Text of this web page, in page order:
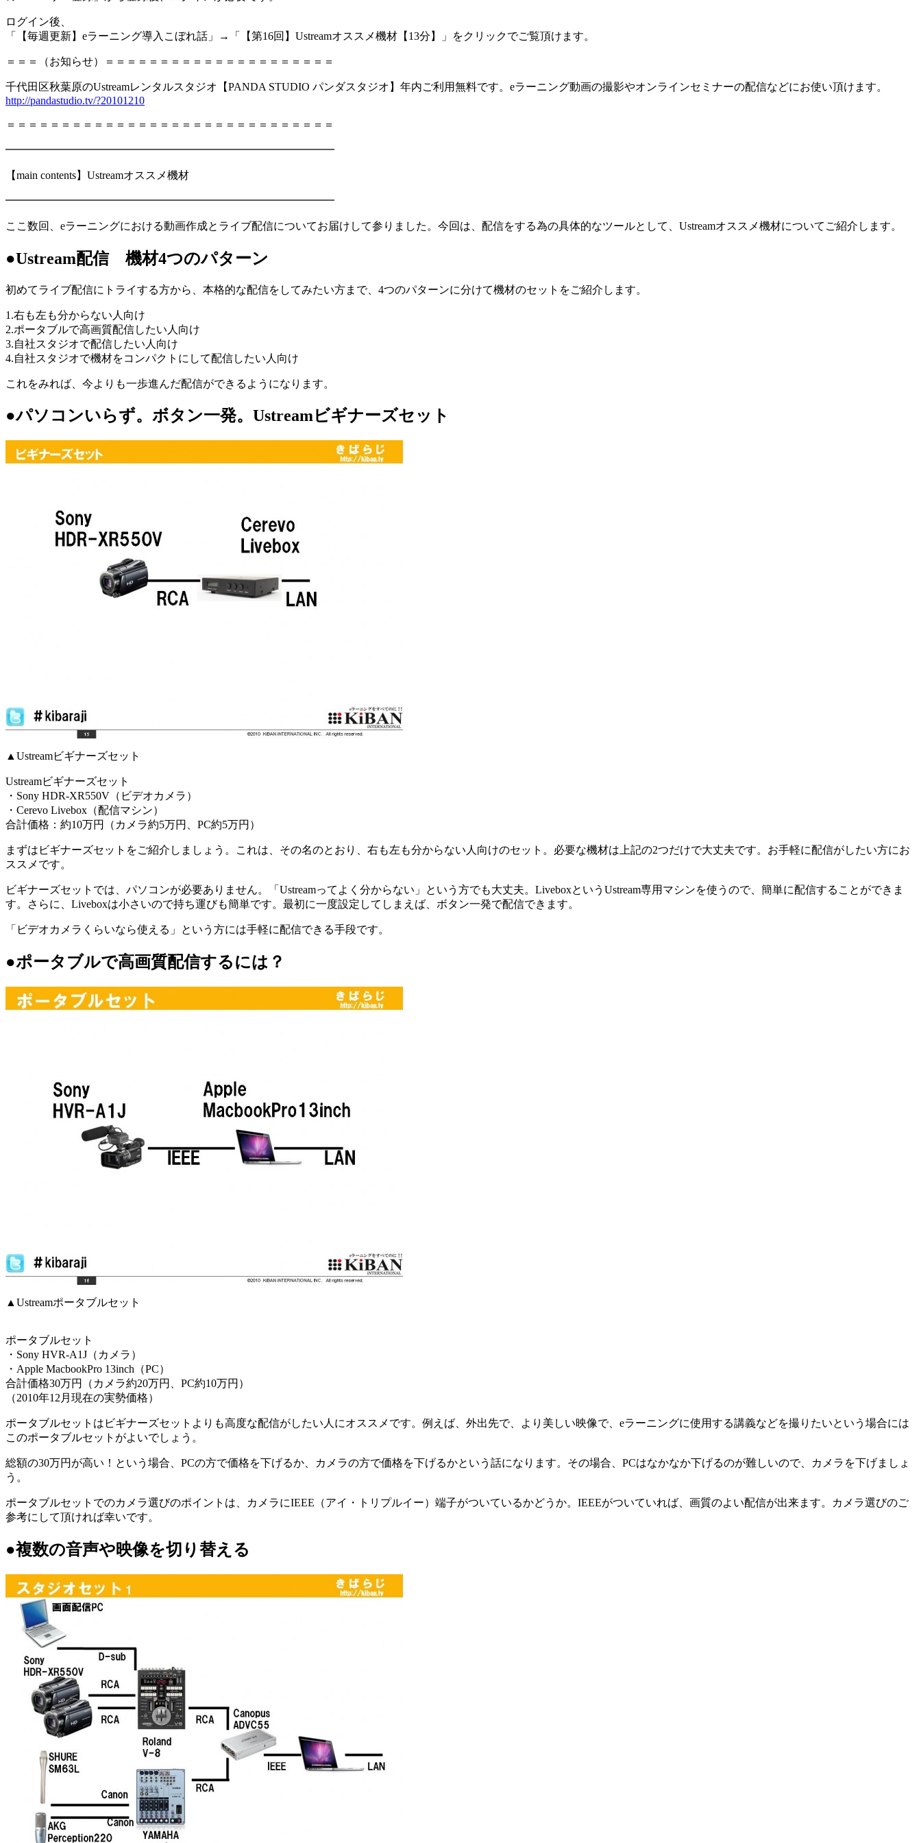
ログイン後、
「【毎週更新】eラーニング導入こぼれ話」→「【第16回】Ustreamオススメ機材【13分】」をクリックでご覧頂けます。
＝＝＝（お知らせ）＝＝＝＝＝＝＝＝＝＝＝＝＝＝＝＝＝＝＝＝＝
千代田区秋葉原のUstreamレンタルスタジオ【PANDA STUDIO パンダスタジオ】年内ご利用無料です。eラーニング動画の撮影やオンラインセミナーの配信などにお使い頂けます。
http://pandastudio.tv/?20101210
＝＝＝＝＝＝＝＝＝＝＝＝＝＝＝＝＝＝＝＝＝＝＝＝＝＝＝＝＝＝
━━━━━━━━━━━━━━━━━━━━━━━━━━━━━━
【main contents】Ustreamオススメ機材
━━━━━━━━━━━━━━━━━━━━━━━━━━━━━━
ここ数回、eラーニングにおける動画作成とライブ配信についてお届けして参りました。今回は、配信をする為の具体的なツールとして、Ustreamオススメ機材についてご紹介します。
●Ustream配信 機材4つのパターン
初めてライブ配信にトライする方から、本格的な配信をしてみたい方まで、4つのパターンに分けて機材のセットをご紹介します。
1.右も左も分からない人向け
2.ポータブルで高画質配信したい人向け
3.自社スタジオで配信したい人向け
4.自社スタジオで機材をコンパクトにして配信したい人向け
これをみれば、今よりも一歩進んだ配信ができるようになります。
●パソコンいらず。ボタン一発。Ustreamビギナーズセット
▲Ustreamビギナーズセット
Ustreamビギナーズセット
・Sony HDR-XR550V（ビデオカメラ）
・Cerevo Livebox（配信マシン）
合計価格：約10万円（カメラ約5万円、PC約5万円）
まずはビギナーズセットをご紹介しましょう。これは、その名のとおり、右も左も分からない人向けのセット。必要な機材は上記の2つだけで大丈夫です。お手軽に配信がしたい方にお
ススメです。
ビギナーズセットでは、パソコンが必要ありません。「Ustreamってよく分からない」という方でも大丈夫。LiveboxというUstream専用マシンを使うので、簡単に配信することができま
す。さらに、Liveboxは小さいので持ち運びも簡単です。最初に一度設定してしまえば、ボタン一発で配信できます。
「ビデオカメラくらいなら使える」という方には手軽に配信できる手段です。
●ポータブルで高画質配信するには？
▲Ustreamポータブルセット
ポータブルセット
・Sony HVR-A1J（カメラ）
・Apple MacbookPro 13inch（PC）
合計価格30万円（カメラ約20万円、PC約10万円）
（2010年12月現在の実勢価格）
ポータブルセットはビギナーズセットよりも高度な配信がしたい人にオススメです。例えば、外出先で、より美しい映像で、eラーニングに使用する講義などを撮りたいという場合には
このポータブルセットがよいでしょう。
総額の30万円が高い！という場合、PCの方で価格を下げるか、カメラの方で価格を下げるかという話になります。その場合、PCはなかなか下げるのが難しいので、カメラを下げましょ
う。
ポータブルセットでのカメラ選びのポイントは、カメラにIEEE（アイ・トリプルイー）端子がついているかどうか。IEEEがついていれば、画質のよい配信が出来ます。カメラ選びのご
参考にして頂ければ幸いです。
●複数の音声や映像を切り替える